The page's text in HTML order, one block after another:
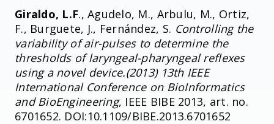
Giraldo, L.F., Agudelo, M., Arbulu, M., Ortiz,
F., Burguete, J., Fernández, S. Controlling the
variability of air-pulses to determine the
thresholds of laryngeal-pharyngeal reflexes
using a novel device.(2013) 13th IEEE
International Conference on BioInformatics
and BioEngineering, IEEE BIBE 2013, art. no.
6701652. DOI:10.1109/BIBE.2013.6701652